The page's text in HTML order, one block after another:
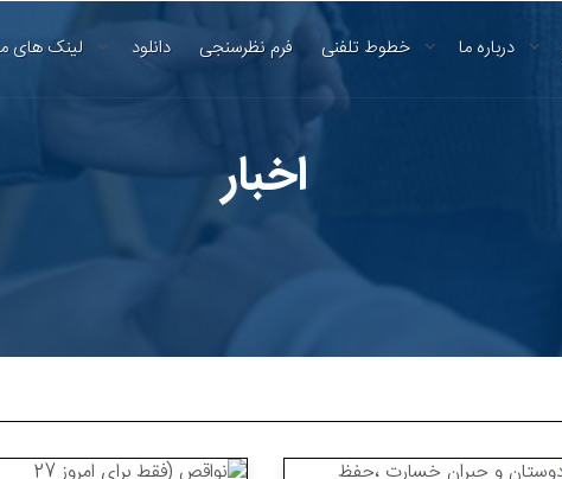
درباره ما خطوط تلفنی فرم نظرسنجی دانلود لینک های
اخبار